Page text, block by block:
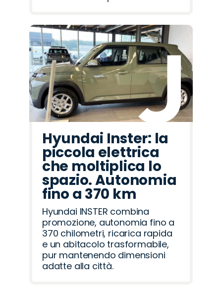
Hyundai Inster: la
piccola elettrica
che moltiplica lo
spazio. Autonomia
fino a 370 km
Hyundai INSTER combina
promozione, autonomia fino a
370 chilometri, ricarica rapida
e un abitacolo trasformabile,
pur mantenendo dimensioni
adatte alla città.